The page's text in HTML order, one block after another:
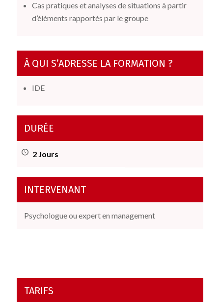
Cas pratiques et analyses de situations à partir
d’éléments rapportés par le groupe
À QUI S’ADRESSE LA FORMATION ?
IDE
DURÉE
2 Jours
INTERVENANT
Psychologue ou expert en management
TARIFS